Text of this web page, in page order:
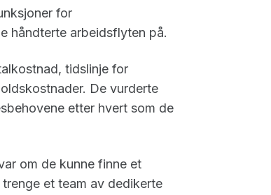
for
håndterte arbeidsflyten på.
tidslinje for
De vurderte
etter hvert som de
om de kunne finne et
et team av dedikerte